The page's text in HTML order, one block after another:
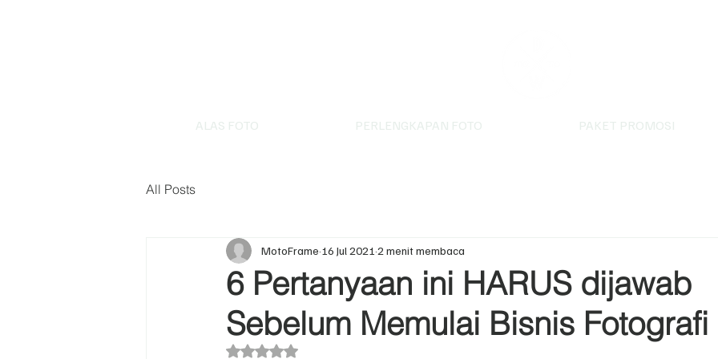
ALAS FOTO PERLENGKAPAN FOTO PAKET PROMOSI
All Posts
6 Pertanyaan ini HARUS dijawab
Sebelum Memulai Bisnis Fotografi
MotoFrame 16 Jul 2021 2 menit membaca
Dinilai NaN dari 5 bintang.